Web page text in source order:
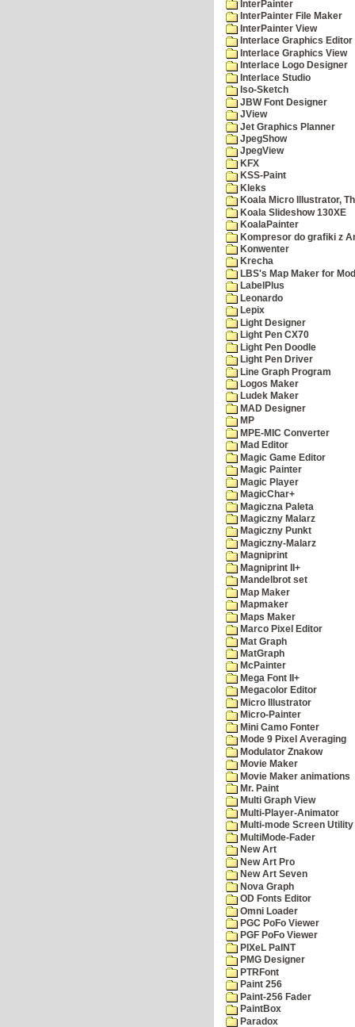
InterPainter
InterPainter File Maker
InterPainter View
Interlace Graphics Editor
Interlace Graphics View
Interlace Logo Designer
Interlace Studio
Iso-Sketch
JBW Font Designer
JView
Jet Graphics Planner
JpegShow
JpegView
KFX
KSS-Paint
Kleks
Koala Micro Illustrator,
Koala Slideshow 130XE
KoalaPainter
Kompresor do grafiki z
Konwenter
Krecha
LBS's Map Maker for
LabelPlus
Leonardo
Lepix
Light Designer
Light Pen CX70
Light Pen Doodle
Light Pen Driver
Line Graph Program
Logos Maker
Ludek Maker
MAD Designer
MP
MPE-MIC Converter
Mad Editor
Magic Game Editor
Magic Painter
Magic Player
MagicChar+
Magiczna Paleta
Magiczny Malarz
Magiczny Punkt
Magiczny-Malarz
Magniprint
Magniprint II+
Mandelbrot set
Map Maker
Mapmaker
Maps Maker
Marco Pixel Editor
Mat Graph
MatGraph
McPainter
Mega Font II+
Megacolor Editor
Micro Illustrator
Micro-Painter
Mini Camo Fonter
Mode 9 Pixel Averaging
Modulator Znakow
Movie Maker
Movie Maker animations
Mr. Paint
Multi Graph View
Multi-Player-Animator
Multi-mode Screen Utility
MultiMode-Fader
New Art
New Art Pro
New Art Seven
Nova Graph
OD Fonts Editor
Omni Loader
PGC PoFo Viewer
PGF PoFo Viewer
PIXeL PaINT
PMG Designer
PTRFont
Paint 256
Paint-256 Fader
PaintBox
Paradox